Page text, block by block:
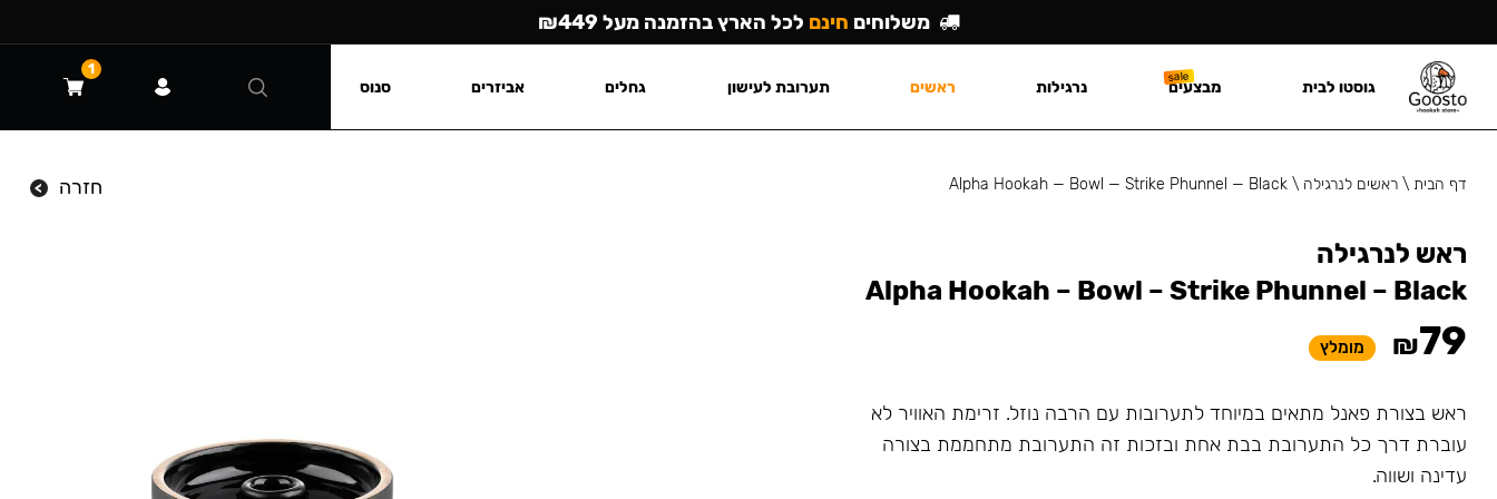
דף הבית\ ראשים לנרגילה \
Alpha Hookah — Bowl — Strike Phunnel — Black חזרה
ראש לנרגילה
Alpha Hookah – Bowl – Strike Phunnel – Black
₪79 מומלץ
ראש בצורת פאנל מתאים במיוחד לתערובות עם הרבה נוזל. זרימת האוויר לא
עוברת דרך כל התערובת בבת אחת ובזכות זה התערובת מתחממת בצורה
עדינה ושווה.
משלוחים חינם לכל הארץ בהזמנה מעל ₪449
גוסטו לבית מבצעים נרגילות ראשים תערובת לעישון גחלים אביזרים סנוס
1